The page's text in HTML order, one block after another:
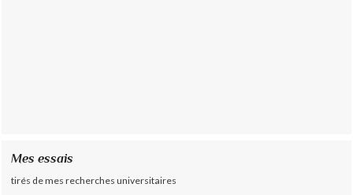
Mes essais
tirés de mes recherches universitaires